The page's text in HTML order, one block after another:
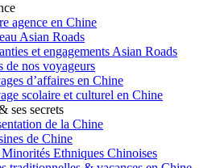
agence en Chine
Asian Roads
et engagements Asian Roads
de nos voyageurs
d’affaires en Chine
scolaire et culturel en Chine
ses secrets
de la Chine
de Chine
Ethniques Chinoises